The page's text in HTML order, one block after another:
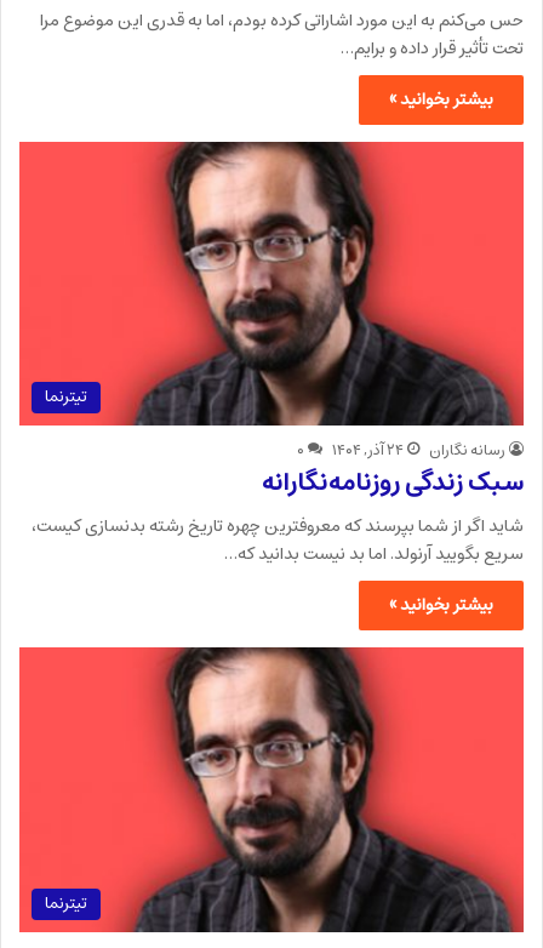
حس می‌کنم به این مورد اشاراتی کرده بودم، اما به قدری این موضوع مرا
تحت تأثیر قرار داده و برایم…
بیشتر بخوانید »
تیترنما
رسانه نگاران ۲۴ آذر, ۱۴۰۴ ۰
سبک زندگی روزنامه‌نگارانه
شاید اگر از شما بپرسند که معروفترین چهره تاریخ رشته بدنسازی کیست،
سریع بگویید آرنولد. اما بد نیست بدانید که…
بیشتر بخوانید »
تیترنما